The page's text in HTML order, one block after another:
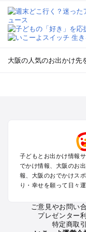
大阪の人気のお出かけ先
梅田・キタ・淀屋橋・
東大阪・八尾・寝屋川
大阪ベイエリア（USJ
なんば・心斎橋・道頓
天王寺・阿倍野・上本
新大阪・江坂・十三の
子どもとお出かけ情報
でかけ情報、大阪のお
報、大阪のおでかけス
り・幸せを願って日々
ご意見やお問い
プレゼンター
特定商取